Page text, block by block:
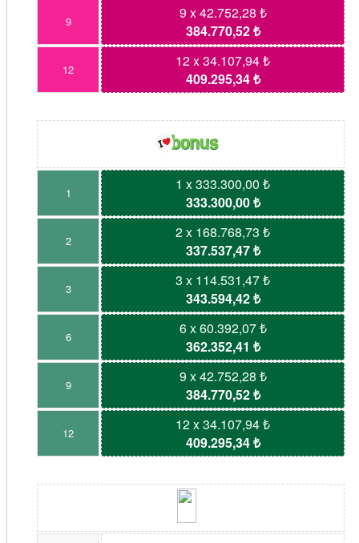
9
9 x 42.752,28 ₺
384.770,52 ₺
12
12 x 34.107,94 ₺
409.295,34 ₺
1
1 x 333.300,00 ₺
333.300,00 ₺
2
2 x 168.768,73 ₺
337.537,47 ₺
3
3 x 114.531,47 ₺
343.594,42 ₺
6
6 x 60.392,07 ₺
362.352,41 ₺
9
9 x 42.752,28 ₺
384.770,52 ₺
12
12 x 34.107,94 ₺
409.295,34 ₺